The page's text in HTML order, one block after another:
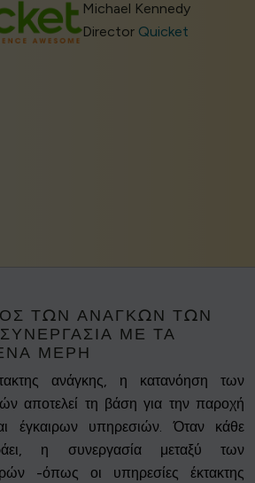
Michael Kennedy
Director Quicket
ΤΩΝ ΑΝΑΓΚΏΝ ΤΩΝ
ΜΕ ΤΑ
ΜΈΡΗ
ανάγκης, η κατανόηση των
αποτελεί τη βάση για την παροχή
έγκαιρων υπηρεσιών. Όταν κάθε
η συνεργασία μεταξύ των
-όπως οι υπηρεσίες έκτακτης